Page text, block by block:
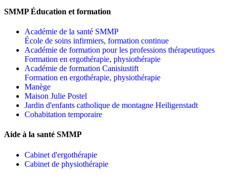
SMMP Éducation et formation
Académie de la santé SMMP
École de soins infirmiers, formation continue
Académie de formation pour les professions thérapeutiques
Formation en ergothérapie, physiothérapie
Académie de formation Canisiustift
Formation en ergothérapie, physiothérapie
Manège
Maison Julie Postel
Jardin d'enfants catholique de montagne Heiligenstadt
Cohabitation temporaire
Aide à la santé SMMP
Cabinet d'ergothérapie
Cabinet de physiothérapie